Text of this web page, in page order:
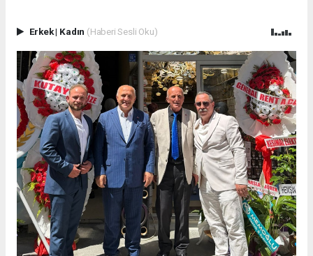
Erkek| Kadın (Haberi Sesli Oku)